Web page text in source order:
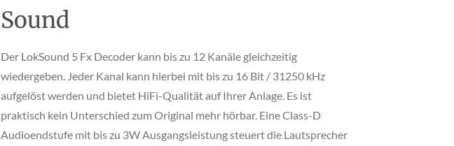
Sound
Der LokSound 5 Fx Decoder kann bis zu 12 Kanäle gleichzeitig
wiedergeben. Jeder Kanal kann hierbei mit bis zu 16 Bit / 31250 kHz
aufgelöst werden und bietet HiFi-Qualität auf Ihrer Anlage. Es ist
praktisch kein Unterschied zum Original mehr hörbar. Eine Class-D
Audioendstufe mit bis zu 3W Ausgangsleistung steuert die Lautsprecher